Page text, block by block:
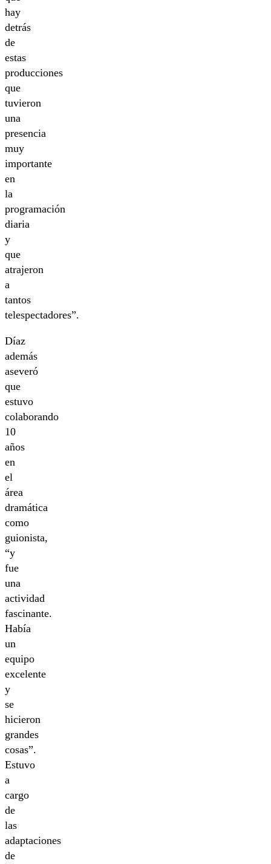
hay
detrás
de
estas
producciones
que
tuvieron
una
presencia
muy
importante
en
la
programación
diaria
y
que
atrajeron
a
tantos
telespectadores”.
Díaz
además
aseveró
que
estuvo
colaborando
10
años
en
el
área
dramática
como
guionista,
“y
fue
una
actividad
fascinante.
Había
un
equipo
excelente
y
se
hicieron
grandes
cosas”.
Estuvo
a
cargo
de
las
adaptaciones
de